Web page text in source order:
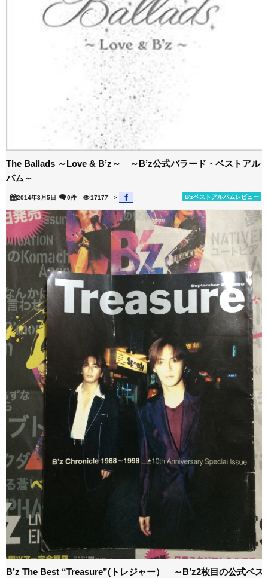
The Ballads ～Love & B’z～ ～B’z公式バラード・ベストアル
バム～
2014年3月5日 B'zベストアルバムレビュー
0件 17177 >
B’z The Best “Treasure”(トレジャー） ～B’z2枚目の公式ベス